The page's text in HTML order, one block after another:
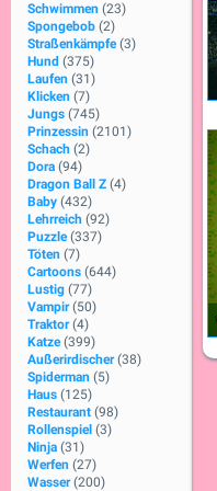
Schwimmen (23)
Spongebob (2)
Straßenkämpfe (3)
Hund (375)
Laufen (31)
Klicken (7)
Jungs (745)
Prinzessin (2101)
Schach (2)
Dora (94)
Dragon Ball Z (4)
Baby (432)
Lehrreich (92)
Puzzle (337)
Töten (7)
Cartoons (644)
Lustig (77)
Vampir (50)
Traktor (4)
Katze (399)
Außerirdischer (38)
Spiderman (5)
Haus (125)
Restaurant (98)
Rollenspiel (3)
Ninja (31)
Werfen (27)
Wasser (200)